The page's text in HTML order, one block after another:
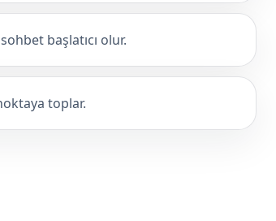
başlatıcı olur.
toplar.